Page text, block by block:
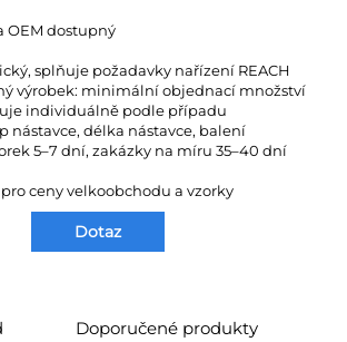
OEM dostupný
splňuje požadavky nařízení REACH
výrobek: minimální objednací množství
individuálně podle případu
nástavce, délka nástavce, balení
5–7 dní, zakázky na míru 35–40 dní
ceny velkoobchodu a vzorky
Dotaz
Doporučené produkty